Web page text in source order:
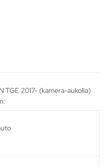
TGE 2017- (kamera-aukolla)